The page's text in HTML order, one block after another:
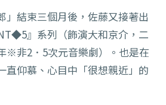
」結束三個月後，佐藤又接著出
』系列（飾演大和京介，二
※非2．5次元音樂劇）。也是在
直仰慕、心目中「很想親近」的